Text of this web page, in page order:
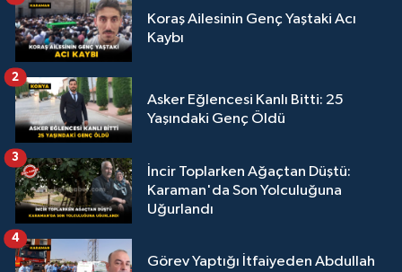
Koraş Ailesinin Genç Yaştaki Acı
Kaybı
Asker Eğlencesi Kanlı Bitti: 25
Yaşındaki Genç Öldü
2
İncir Toplarken Ağaçtan Düştü:
Karaman'da Son Yolculuğuna
Uğurlandı
3
Görev Yaptığı İtfaiyeden Abdullah
4